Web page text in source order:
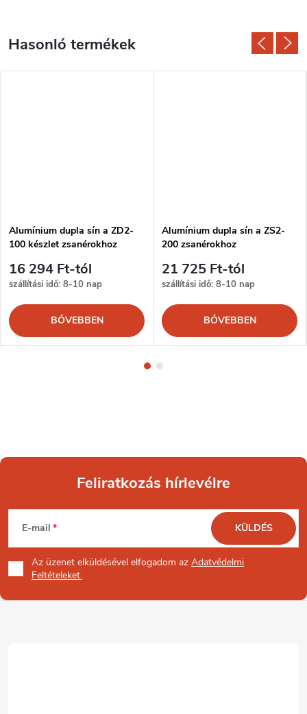
Alumínium dupla sín a ZD2-
100 készlet zsanérokhoz
16 294 Ft-tól
szállítási idő: 8-10 nap
BŐVEBBEN
Alumínium dupla sín a ZS2-
200 zsanérokhoz
21 725 Ft-tól
szállítási idő: 8-10 nap
BŐVEBBEN
L
á
b
Feliratkozás hírlevélre
E-mail
Az üzenet elküldésével elfogadom az Adatvédelmi
Feltételeket.
KÜLDÉS